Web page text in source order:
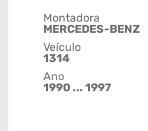
Montadora
MERCEDES-BENZ
Veículo
1314
Ano
1990 ... 1997